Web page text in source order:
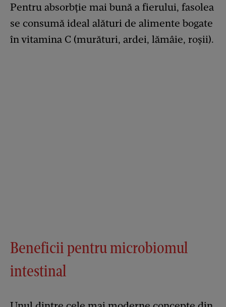
Pentru absorbție mai bună a fierului, fasolea
se consumă ideal alături de alimente bogate
în vitamina C (murături, ardei, lămâie, roșii).
Beneficii pentru microbiomul
intestinal